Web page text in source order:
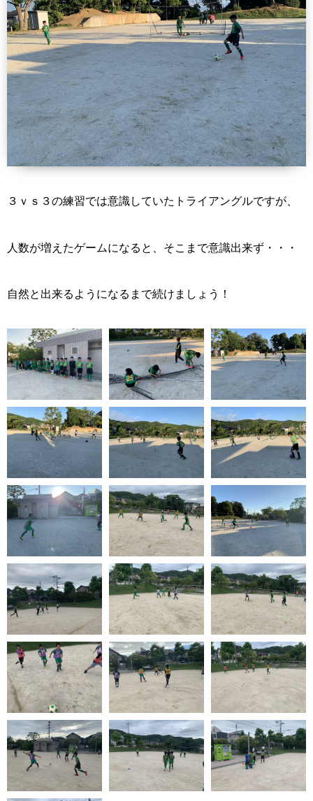
３ｖｓ３の練習では意識していたトライアングルですが、
人数が増えたゲームになると、そこまで意識出来ず・・・
自然と出来るようになるまで続けましょう！